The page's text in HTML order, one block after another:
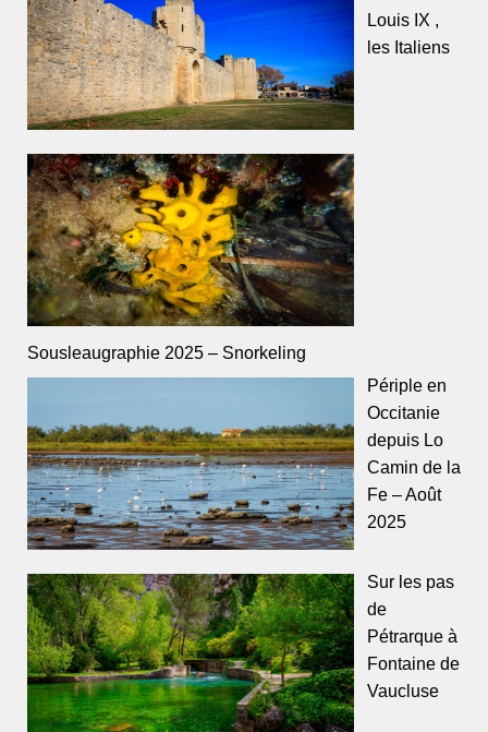
Louis IX ,
les Italiens
Sousleaugraphie 2025 – Snorkeling
Périple en
Occitanie
depuis Lo
Camin de la
Fe – Août
2025
Sur les pas
de
Pétrarque à
Fontaine de
Vaucluse